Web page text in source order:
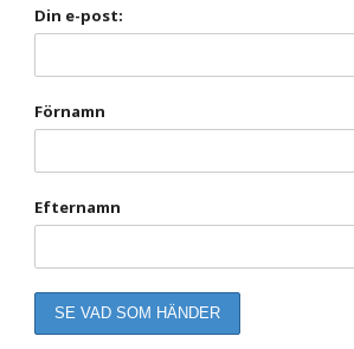
Din e-post:
Förnamn
Efternamn